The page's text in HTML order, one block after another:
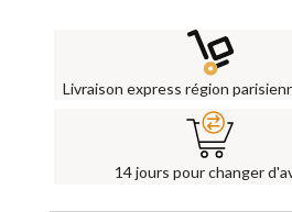
Livraison express région
14 jours pour changer